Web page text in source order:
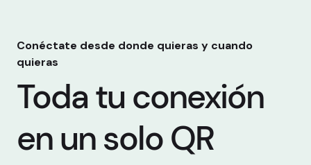
Conéctate desde donde quieras y cuando
quieras
Toda tu conexión
en un solo QR